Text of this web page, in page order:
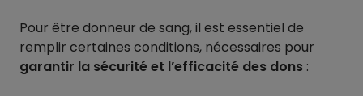
Pour être donneur de sang, il est essentiel de
remplir certaines conditions, nécessaires pour
garantir la sécurité et l’efficacité des dons :